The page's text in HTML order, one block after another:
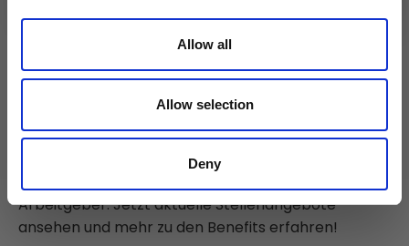
Allow all
Allow selection
Deny
Karriere
Arbeitgeber: Jetzt aktuelle Stellenangebote
ansehen und mehr zu den Benefits erfahren!